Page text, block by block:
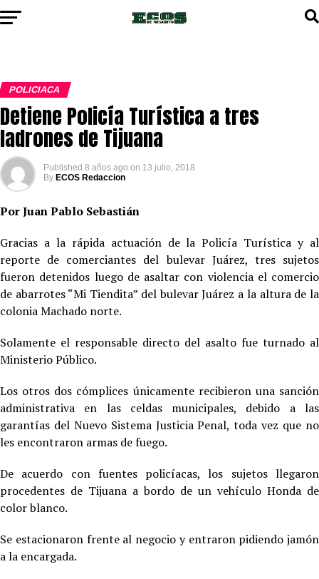
POLICIACA
Detiene Policía Turística a tres
ladrones de Tijuana
Published 8 años ago on 13 julio, 2018
By ECOS Redaccion
Por Juan Pablo Sebastián
Gracias a la rápida actuación de la Policía Turística y al
reporte de comerciantes del bulevar Juárez, tres sujetos
fueron detenidos luego de asaltar con violencia el comercio
de abarrotes “Mi Tiendita” del bulevar Juárez a la altura de la
colonia Machado norte.
Solamente el responsable directo del asalto fue turnado al
Ministerio Público.
Los otros dos cómplices únicamente recibieron una sanción
administrativa en las celdas municipales, debido a las
garantías del Nuevo Sistema Justicia Penal, toda vez que no
les encontraron armas de fuego.
De acuerdo con fuentes policíacas, los sujetos llegaron
procedentes de Tijuana a bordo de un vehículo Honda de
color blanco.
Se estacionaron frente al negocio y entraron pidiendo jamón
a la encargada.